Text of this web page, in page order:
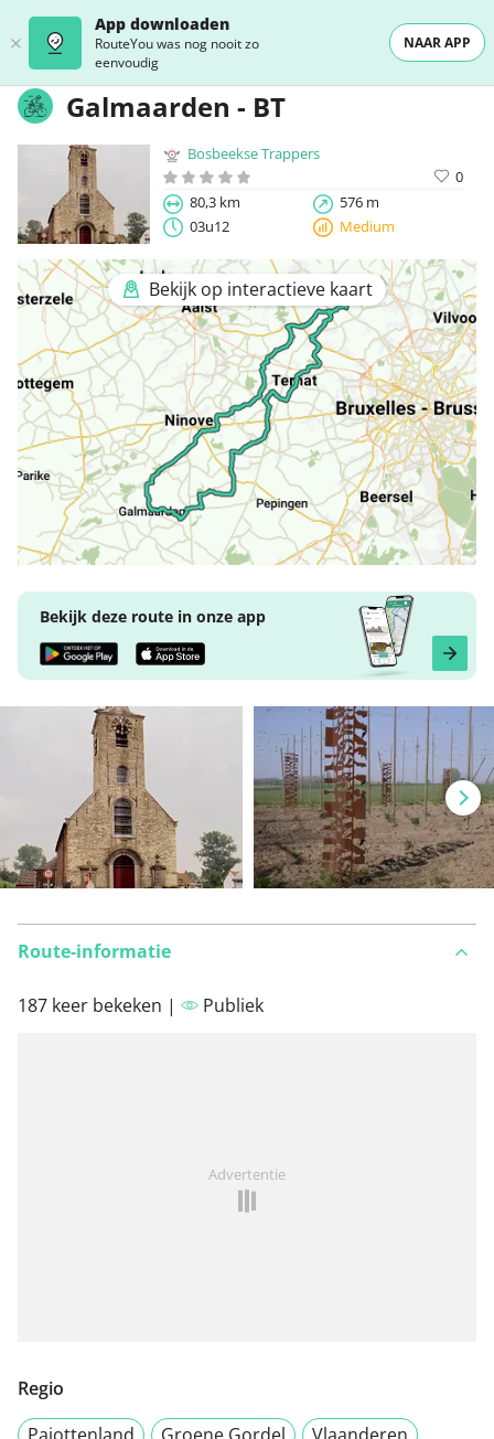
App downloaden
RouteYou was nog nooit zo
eenvoudig
NAAR APP
Galmaarden - BT
Bosbeekse Trappers
0
80,3 km
576 m
03u12
Medium
Bekijk op interactieve kaart
Bekijk deze route in onze app
Route-informatie
187 keer bekeken | Publiek
Advertentie
Regio